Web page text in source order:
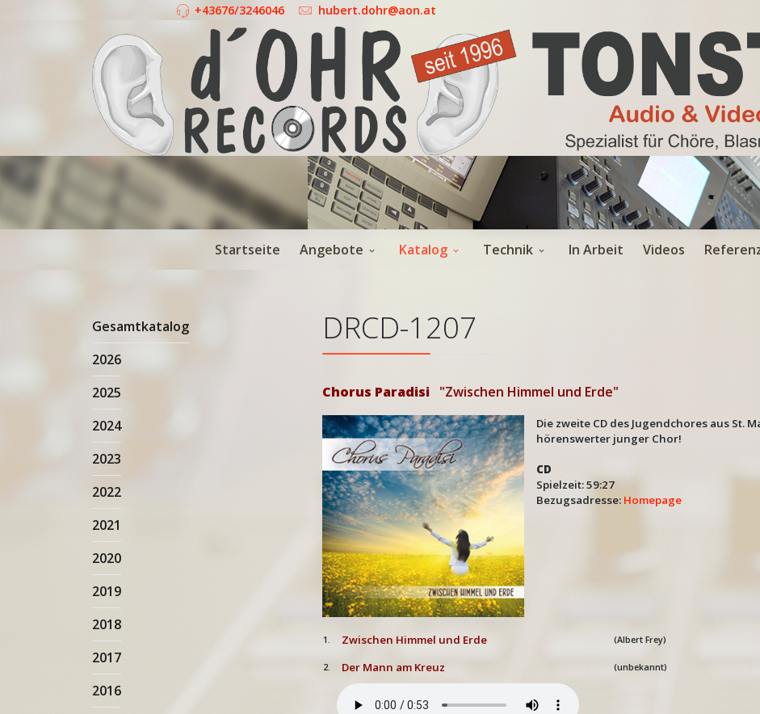
+43676/3246046 hubert.dohr@aon.at
Startseite Angebote Katalog Technik In Arbeit Videos
Gesamtkatalog
2026
2025
2024
2023
2022
2021
2020
2019
2018
2017
2016
DRCD-1207
Chorus Paradisi "Zwischen Himmel und Erde"
Die zweite CD des Jugendchores aus St.
hörenswerter junger Chor!
CD
Spielzeit: 59:27
Bezugsadresse: Homepage
1. Zwischen Himmel und Erde (Albert Frey)
2. Der Mann am Kreuz (unbekannt)